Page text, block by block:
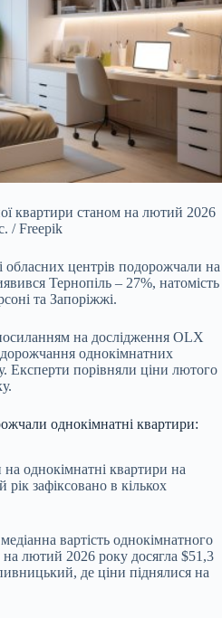
квартири станом на лютий 2026
/ Freepik
обласних центрів подорожчали на
Тернопіль – 27%, натомість
та Запоріжжі.
на дослідження OLX
однокімнатних
Експерти порівняли ціни лютого
однокімнатні квартири:
однокімнатні квартири на
зафіксовано в кількох
вартість однокімнатного
лютий 2026 року досягла $51,3
де ціни піднялися на